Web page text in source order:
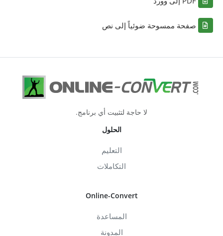
صفحة ممسوحة ضوئياً إلى نص
لا حاجة لتثبيت أي برنامج.
الحلول
التعليم
التكاملات
Online-Convert
المساعدة
المدونة